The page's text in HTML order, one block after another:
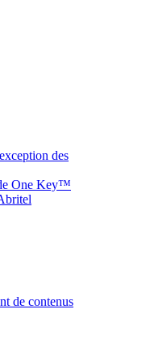
des
One Key™
de contenus